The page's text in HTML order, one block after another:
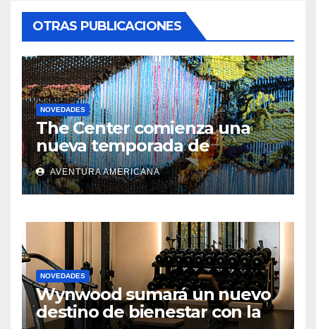
OTRAS PUBLICACIONES
NOVEDADES
The Center comienza una
nueva temporada de
exposiciones de arte
contemporáneo en
Hollywood
AVENTURA AMERICANA
NOVEDADES
Wynwood sumará un nuevo
destino de bienestar con la